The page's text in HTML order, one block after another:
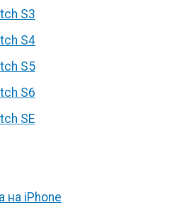
S3
S4
S5
S6
SE
на iPhone